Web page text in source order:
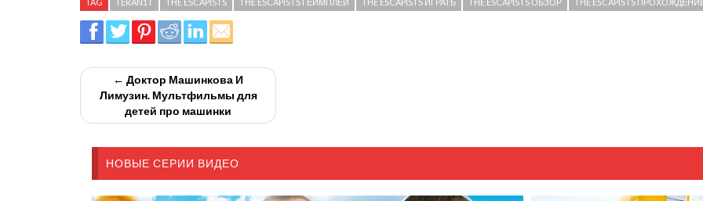
← Доктор Машинкова И
Лимузин. Мультфильмы для
детей про машинки
НОВЫЕ СЕРИИ ВИДЕО